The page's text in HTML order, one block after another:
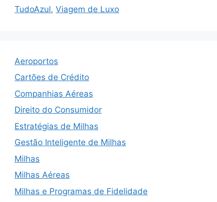
TudoAzul, Viagem de Luxo
Aeroportos
Cartões de Crédito
Companhias Aéreas
Direito do Consumidor
Estratégias de Milhas
Gestão Inteligente de Milhas
Milhas
Milhas Aéreas
Milhas e Programas de Fidelidade